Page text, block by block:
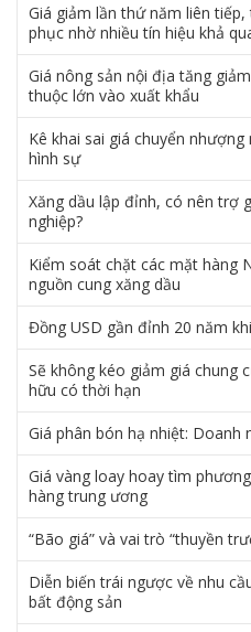
Giá giảm lần thứ năm liên
phục nhờ nhiều tín hiệu khả
Giá nông sản nội địa tăng
thuộc lớn vào xuất khẩu
Kê khai sai giá chuyển
hình sự
Xăng dầu lập đỉnh, có nên trợ
nghiệp?
Kiểm soát chặt các mặt hàng
nguồn cung xăng dầu
Đồng USD gần đỉnh 20 năm
Sẽ không kéo giảm giá chung
hữu có thời hạn
Giá phân bón hạ nhiệt: Doanh
Giá vàng loay hoay tìm
hàng trung ương
“Bão giá” và vai trò “thuyền
Diễn biến trái ngược về nhu
bất động sản